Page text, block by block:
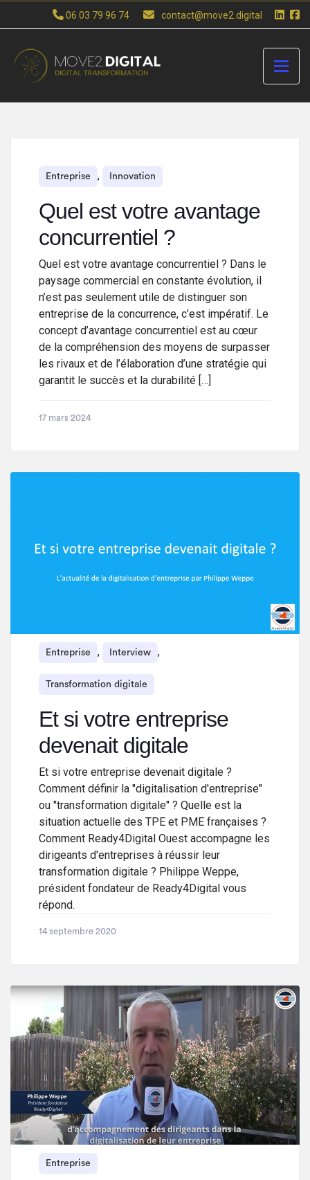
06 03 79 96 74 contact@move2.digital
Entreprise , Innovation
Quel est votre avantage
concurrentiel ?
Quel est votre avantage concurrentiel ? Dans le
paysage commercial en constante évolution, il
n’est pas seulement utile de distinguer son
entreprise de la concurrence, c’est impératif. Le
concept d’avantage concurrentiel est au cœur
de la compréhension des moyens de surpasser
les rivaux et de l’élaboration d’une stratégie qui
garantit le succès et la durabilité […]
17 mars 2024
Entreprise , Interview ,
Transformation digitale
Et si votre entreprise
devenait digitale
Et si votre entreprise devenait digitale ?
Comment définir la "digitalisation d'entreprise"
ou "transformation digitale" ? Quelle est la
situation actuelle des TPE et PME françaises ?
Comment Ready4Digital Ouest accompagne les
dirigeants d'entreprises à réussir leur
transformation digitale ? Philippe Weppe,
président fondateur de Ready4Digital vous
répond.
14 septembre 2020
Entreprise